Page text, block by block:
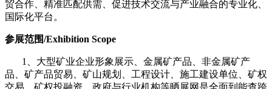
贸合作、精准匹配供需、促进技术交流与产业融合的专业化、
国际化平台。
参展范围/Exhibition Scope
1、大型矿业企业形象展示、金属矿产品、非金属矿产
品、矿产品贸易、矿山规划、工程设计、施工建设单位、矿权